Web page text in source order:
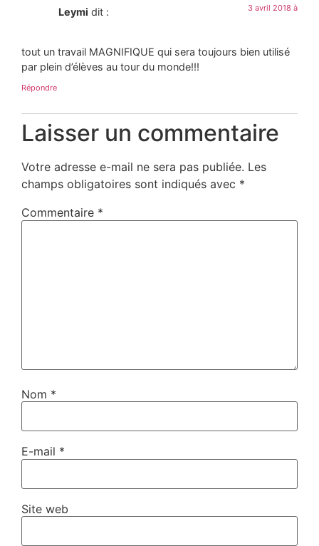
Leymi dit : 3 avril 2018 à
tout un travail MAGNIFIQUE qui sera toujours bien utilisé
par plein d’élèves au tour du monde!!!
Répondre
Laisser un commentaire
Votre adresse e-mail ne sera pas publiée. Les
champs obligatoires sont indiqués avec *
Commentaire *
Nom *
E-mail *
Site web